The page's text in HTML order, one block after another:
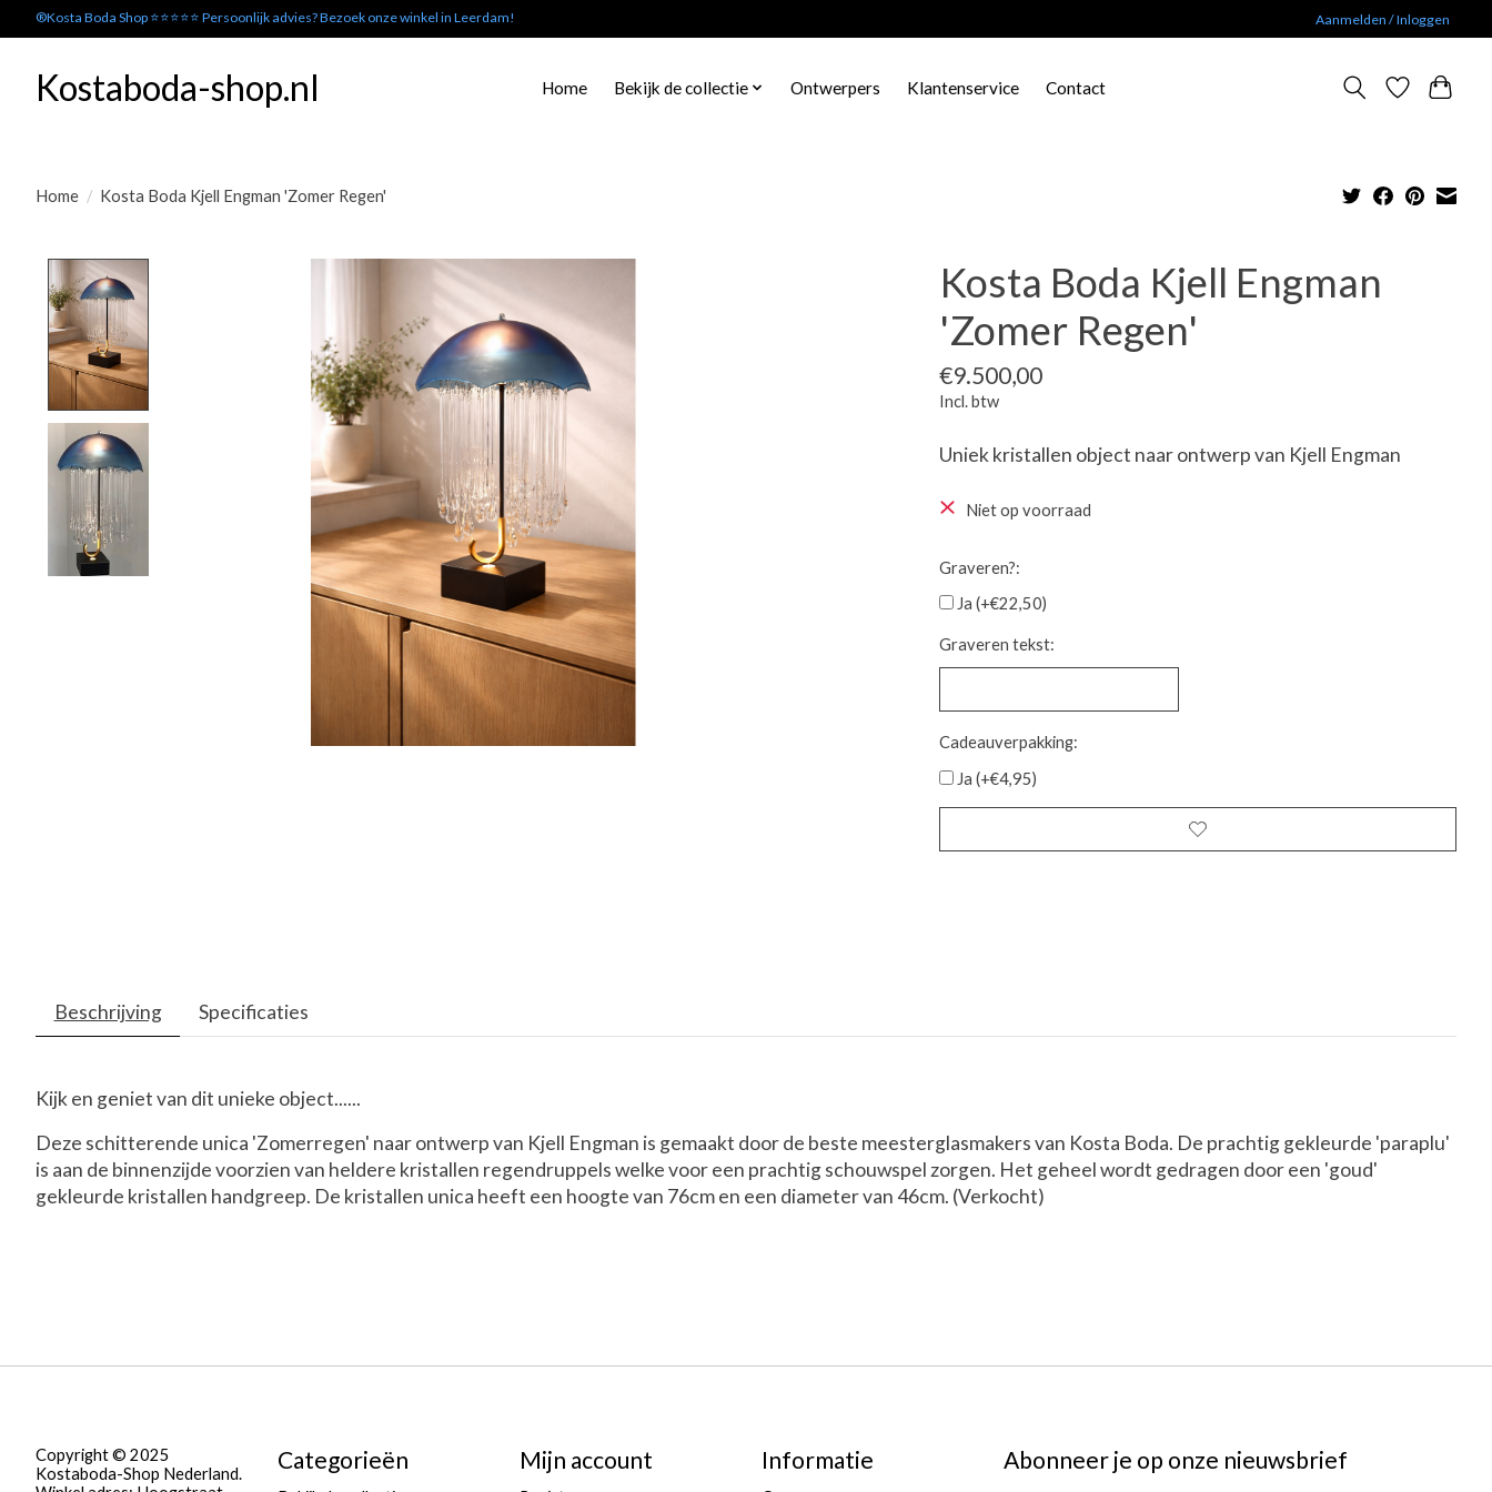
®Kosta Boda Shop ⭐⭐⭐⭐⭐ Persoonlijk advies? Bezoek onze winkel in Leerdam! Aanmelden / Inloggen
Kostaboda-shop.nl Home Bekijk de collectie Ontwerpers Klantenservice Contact
Home / Kosta Boda Kjell Engman 'Zomer Regen'
Kosta Boda Kjell Engman
'Zomer Regen'
€9.500,00
Incl. btw
Uniek kristallen object naar ontwerp van Kjell Engman
Niet op voorraad
Graveren?:
Ja (+€22,50)
Graveren tekst:
Cadeauverpakking:
Ja (+€4,95)
Beschrijving Specificaties
Kijk en geniet van dit unieke object......
Deze schitterende unica 'Zomerregen' naar ontwerp van Kjell Engman is gemaakt door de beste meesterglasmakers van Kosta Boda. De prachtig gekleurde 'paraplu'
is aan de binnenzijde voorzien van heldere kristallen regendruppels welke voor een prachtig schouwspel zorgen. Het geheel wordt gedragen door een 'goud'
gekleurde kristallen handgreep. De kristallen unica heeft een hoogte van 76cm en een diameter van 46cm. (Verkocht)
Copyright © 2025
Kostaboda-Shop Nederland.
Categorieën Mijn account Informatie Abonneer je op onze nieuwsbrief